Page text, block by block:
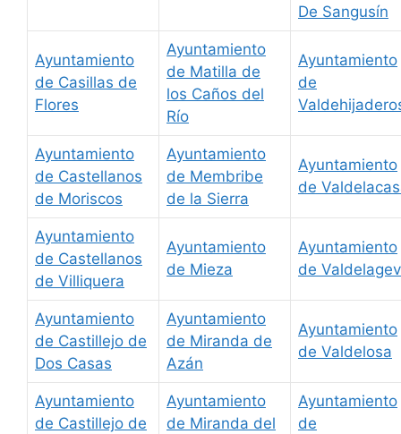
De Sangusín
Ayuntamiento
de Casillas de
Flores
Ayuntamiento
de Matilla de
los Caños del
Río
Ayuntamiento
de
Ayuntamiento
de Castellanos
de Moriscos
Ayuntamiento
de Membribe
de la Sierra
Ayuntamiento
de
Ayuntamiento
de Castellanos
de Villiquera
Ayuntamiento
de Mieza
Ayuntamiento
de
Ayuntamiento
de Castillejo de
Dos Casas
Ayuntamiento
de Miranda de
Azán
Ayuntamiento
de Valdelosa
Ayuntamiento
de Castillejo de
Ayuntamiento
de Miranda del
Ayuntamiento
de